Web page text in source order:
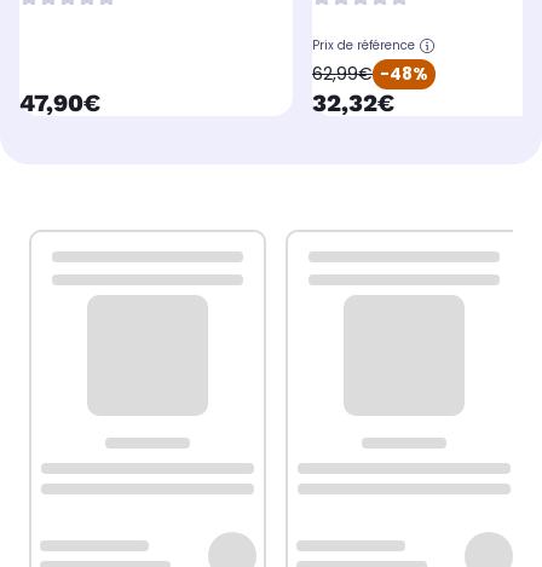
currentPrice
47,90€
Prix de référence
oldPrice
62,99€ -48%
currentPrice
32,32€